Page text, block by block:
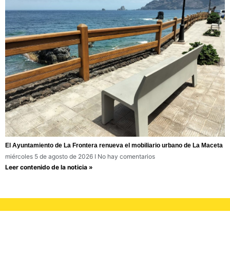
El Ayuntamiento de La Frontera renueva el mobiliario urbano de La Maceta
miércoles 5 de agosto de 2026
No hay comentarios
Leer contenido de la noticia »